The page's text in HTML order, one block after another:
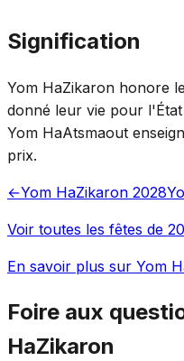
Signification
Yom HaZikaron honore
donné leur vie pour
Yom HaAtsmaout
prix.
←Yom HaZikaron 2028
Voir toutes les fêtes de
En savoir plus sur Yom
Foire aux
HaZikaron